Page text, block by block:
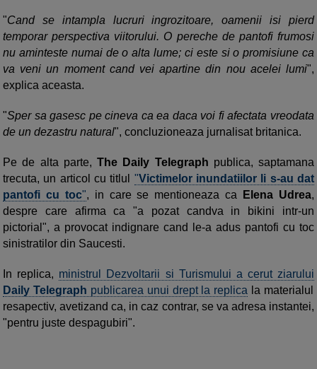
"Cand se intampla lucruri ingrozitoare, oamenii isi pierd
temporar perspectiva viitorului. O pereche de pantofi frumosi
nu aminteste numai de o alta lume; ci este si o promisiune ca
va veni un moment cand vei apartine din nou acelei lumi",
explica aceasta.
"Sper sa gasesc pe cineva ca ea daca voi fi afectata vreodata
de un dezastru natural", concluzioneaza jurnalisat britanica.
Pe de alta parte, The Daily Telegraph publica, saptamana
trecuta, un articol cu titlul "Victimelor inundatiilor li s-au dat
pantofi cu toc", in care se mentioneaza ca Elena Udrea,
despre care afirma ca "a pozat candva in bikini intr-un
pictorial", a provocat indignare cand le-a adus pantofi cu toc
sinistratilor din Saucesti.
In replica, ministrul Dezvoltarii si Turismului a cerut ziarului
Daily Telegraph publicarea unui drept la replica la materialul
resapectiv, avetizand ca, in caz contrar, se va adresa instantei,
"pentru juste despagubiri".